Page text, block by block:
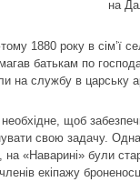
на
1880 року в сім’ї
батькам по
на службу в царську
щоб
свою задачу.
на «Наварині» були
екіпажу